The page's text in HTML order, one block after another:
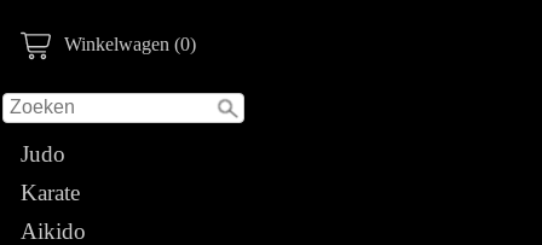
Winkelwagen (0)
Judo
Karate
Aikido